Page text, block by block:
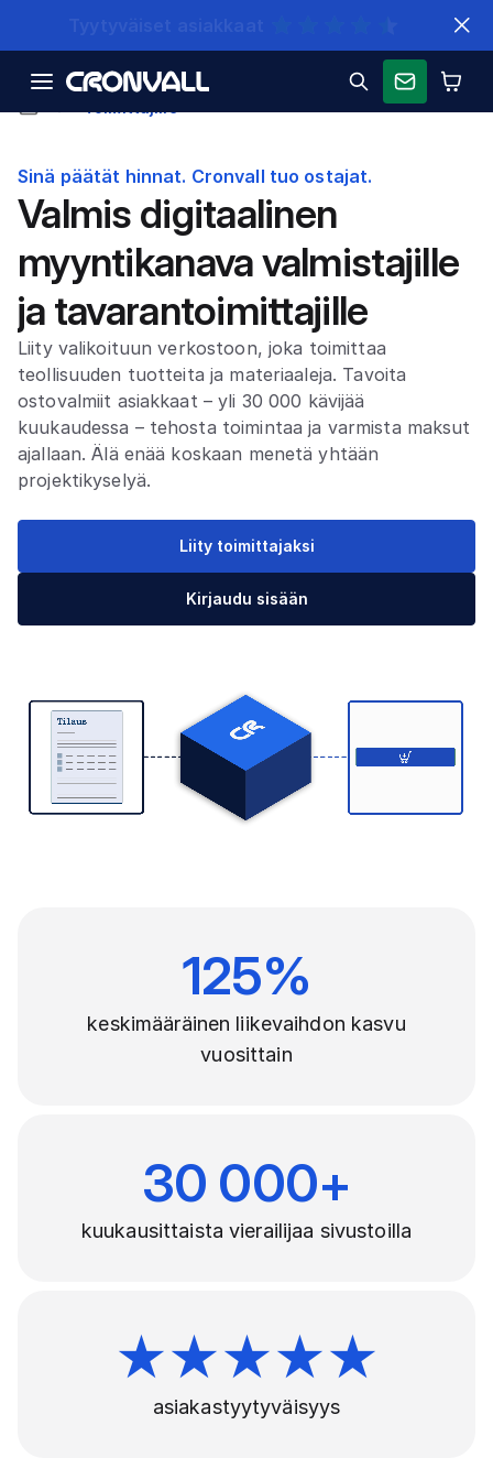
Sinä päätät hinnat. Cronvall tuo ostajat.
Valmis digitaalinen
myyntikanava valmistajille
ja tavarantoimittajille
Liity valikoituun verkostoon, joka toimittaa
teollisuuden tuotteita ja materiaaleja. Tavoita
ostovalmiit asiakkaat – yli 30 000 kävijää
kuukaudessa – tehosta toimintaa ja varmista maksut
ajallaan. Älä enää koskaan menetä yhtään
projektikyselyä.
Liity toimittajaksi
Kirjaudu sisään
125%
keskimääräinen liikevaihdon kasvu
vuosittain
30 000+
kuukausittaista vierailijaa sivustoilla
★★★★★
asiakastyytyväisyys